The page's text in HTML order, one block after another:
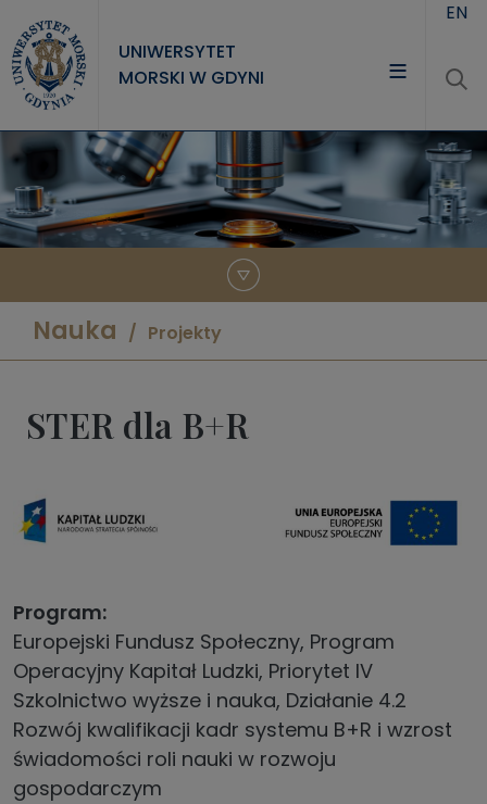
UNIWERSYTET
MORSKI W GDYNI
UNIWERSYTET
STUDIA
NAUKA
EN
Nauka Projekty
STER dla B+R
Program
Europejski Fundusz Społeczny, Program
Operacyjny Kapitał Ludzki, Priorytet IV
Szkolnictwo wyższe i nauka, Działanie 4.2
Rozwój kwalifikacji kadr systemu B+R i wzrost
świadomości roli nauki w rozwoju
gospodarczym